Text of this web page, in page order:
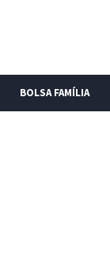
BOLSA FAMÍLIA